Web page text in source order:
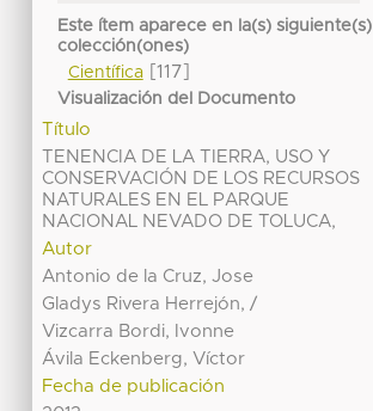
Este ítem aparece en la(s) siguiente(s)
colección(ones)
Científica[117]
Visualización del Documento
Título
TENENCIA DE LA TIERRA, USO Y
CONSERVACIÓN DE LOS RECURSOS
NATURALES EN EL PARQUE
NACIONAL NEVADO DE TOLUCA,
Autor
Antonio de la Cruz, Jose
Gladys Rivera Herrejón, /
Vizcarra Bordi, Ivonne
Ávila Eckenberg, Víctor
Fecha de publicación